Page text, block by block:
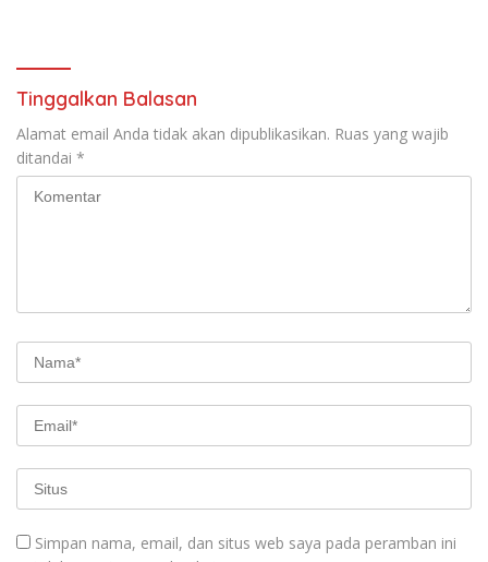
Tinggalkan Balasan
Alamat email Anda tidak akan dipublikasikan. Ruas yang wajib
ditandai *
Simpan nama, email, dan situs web saya pada peramban ini